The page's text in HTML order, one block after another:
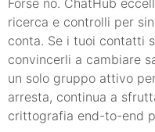
ricerca e controlli per
conta. Se i tuoi contatti
convincerli a cambiare
un solo gruppo attivo
arresta, continua a
crittografia end-to-end